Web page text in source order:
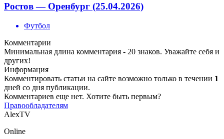
Ростов — Оренбург (25.04.2026)
Футбол
Комментарии
Минимальная длина комментария - 20 знаков. Уважайте себя и
других!
Информация
Комментировать статьи на сайте возможно только в течении 1
дней со дня публикации.
Комментариев еще нет. Хотите быть первым?
Правообладателям
AlexTV
Online